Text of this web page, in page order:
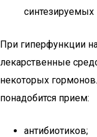
синтезируемых
При гиперфункции
лекарственные
некоторых
понадобится прием:
антибиотиков;